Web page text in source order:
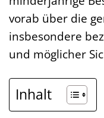
vorab über die
insbesondere
und möglicher
Inhalt